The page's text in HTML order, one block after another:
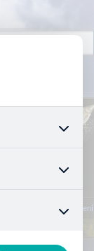
Přihlášení
tyto cookies
navštívené